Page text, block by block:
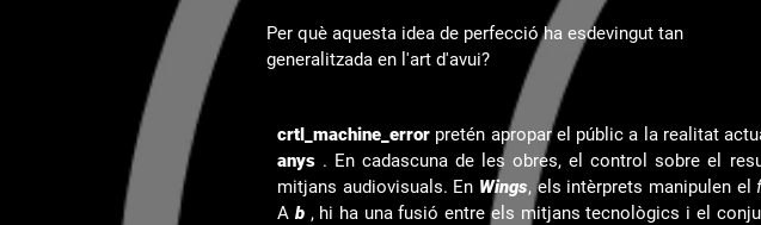
Per què aquesta idea de perfecció ha esdevingut tan
generalitzada en l'art d'avui?
crtl_machine_error pretén apropar el públic a la realitat
anys . En cadascuna de les obres, el control sobre el
mitjans audiovisuals. En Wings, els intèrprets manipulen el
A b , hi ha una fusió entre els mitjans tecnològics i el